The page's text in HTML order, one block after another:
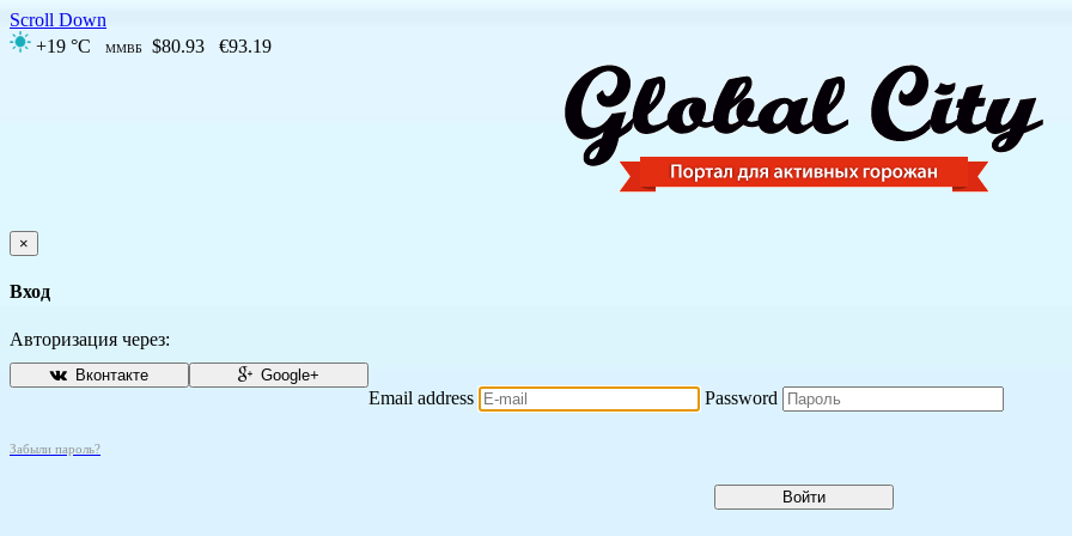
Scroll Down
+19 °C
ММВБ $80.93 €93.19
×
Вход
Авторизация через:
Вконтакте Google+
Email address Password
Забыли пароль?
Войти